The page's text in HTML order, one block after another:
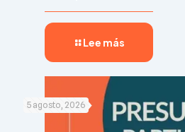
Lee más
5 agosto, 2026